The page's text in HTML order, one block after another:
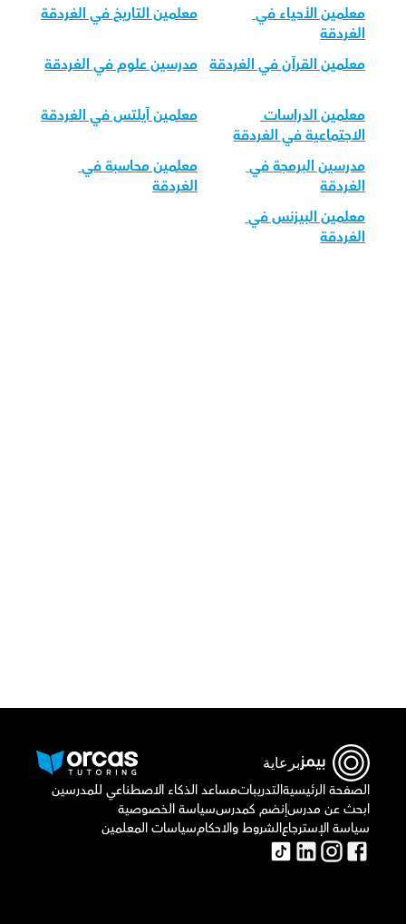
معلمين الأحياء في
الغردقة
معلمين التاريخ في الغردقة
معلمين القرآن في الغردقة مدرسين علوم في الغردقة
معلمين الدراسات
الاجتماعية في الغردقة
معلمين آيلتس في الغردقة
مدرسين البرمجة في
الغردقة
معلمين محاسبة في
الغردقة
معلمين البيزنس في
الغردقة
برعاية
الصفحة الرئيسيةالتدريباتمساعد الذكاء الاصطناعي للمدرسين
ابحث عن مدرسإنضم كمدرسسياسة الخصوصية
سياسة الإسترجاعالشروط والاحكامسياسات المعلمين